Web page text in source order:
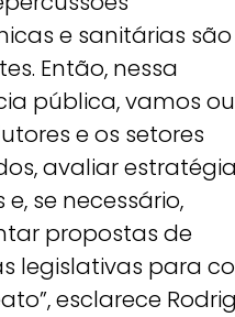
e sanitárias são
Então, nessa
pública, vamos
e os setores
avaliar
e, se necessário,
propostas de
legislativas para
esclarece